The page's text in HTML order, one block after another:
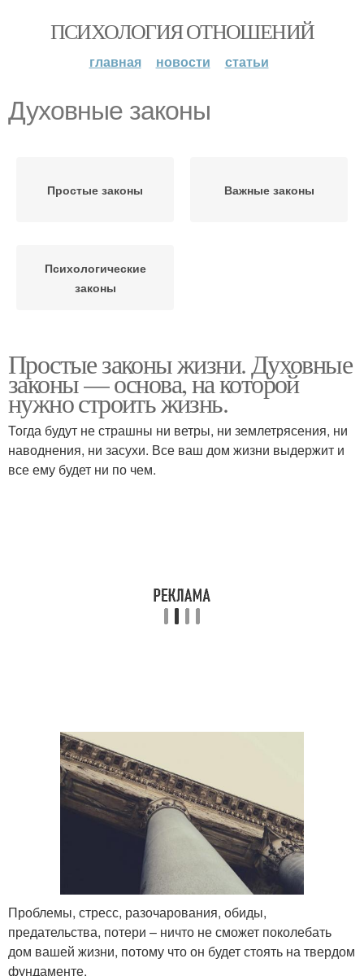
ПСИХОЛОГИЯ ОТНОШЕНИЙ
главная новости статьи
Духовные законы
Простые законы Важные законы
Психологические
законы
Простые законы жизни. Духовные
законы — основа, на которой
нужно строить жизнь.
Тогда будут не страшны ни ветры, ни землетрясения, ни
наводнения, ни засухи. Все ваш дом жизни выдержит и
все ему будет ни по чем.
Проблемы, стресс, разочарования, обиды,
предательства, потери – ничто не сможет поколебать
дом вашей жизни, потому что он будет стоять на твердом
фундаменте.